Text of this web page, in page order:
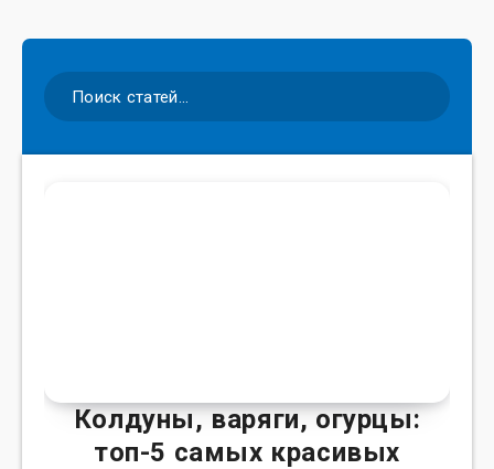
Колдуны, варяги, огурцы:
топ-5 самых красивых